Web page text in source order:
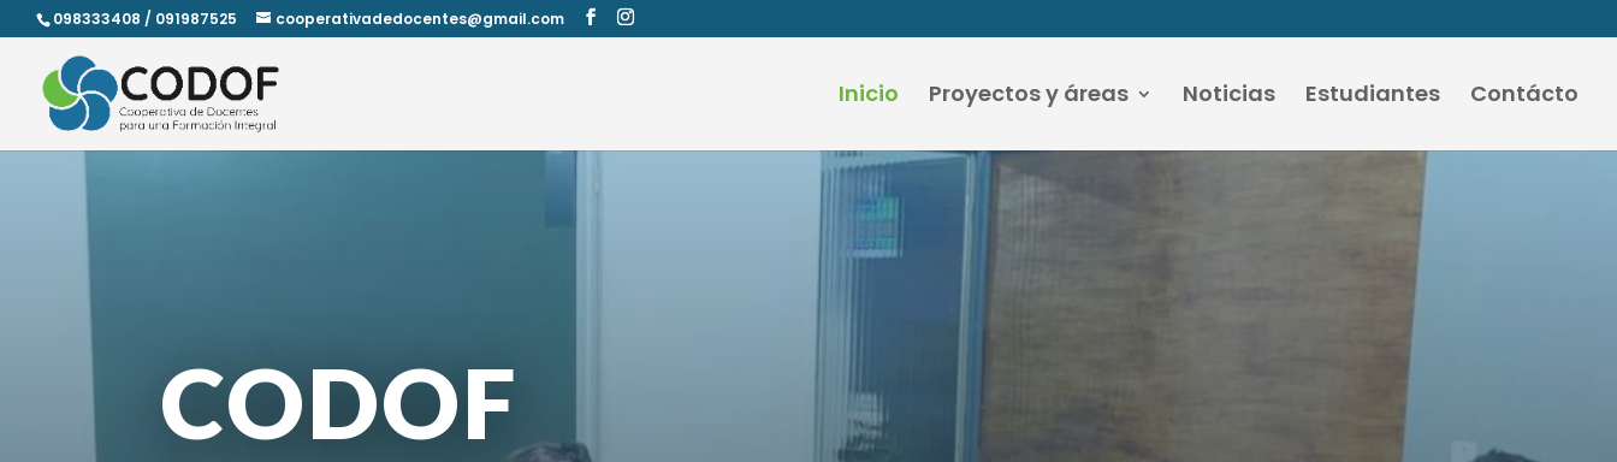
098333408 / 091987525 cooperativadedocentes@gmail.com
Inicio Proyectos y áreas Noticias Estudiantes Contácto
CODOF